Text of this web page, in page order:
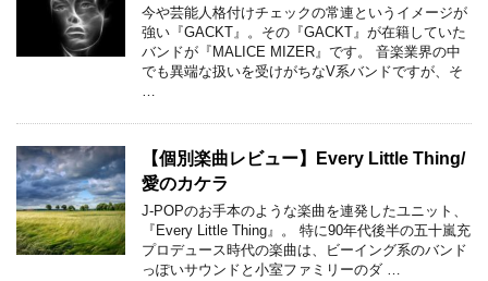
今や芸能人格付けチェックの常連というイメージが
強い『GACKT』。その『GACKT』が在籍していた
バンドが『MALICE MIZER』です。 音楽業界の中
でも異端な扱いを受けがちなV系バンドですが、そ
…
【個別楽曲レビュー】Every Little Thing/
愛のカケラ
J-POPのお手本のような楽曲を連発したユニット、
『Every Little Thing』。 特に90年代後半の五十嵐充
プロデュース時代の楽曲は、ビーイング系のバンド
っぽいサウンドと小室ファミリーのダ …